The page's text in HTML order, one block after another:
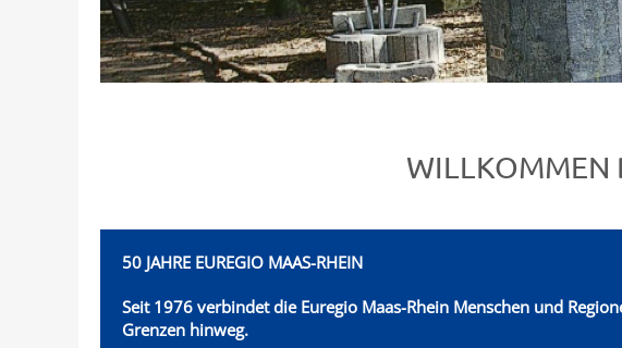
WILLKOMMEN
50 JAHRE EUREGIO MAAS-RHEIN
Seit 1976 verbindet die Euregio Maas-Rhein Menschen und
Grenzen hinweg.